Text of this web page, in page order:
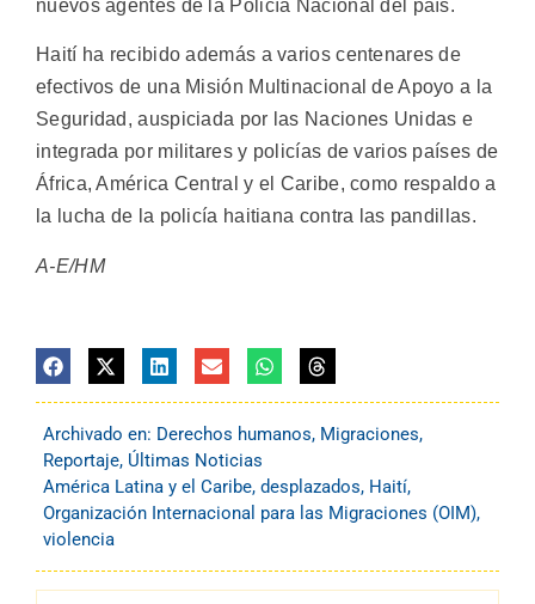
nuevos agentes de la Policía Nacional del país.
Haití ha recibido además a varios centenares de
efectivos de una Misión Multinacional de Apoyo a la
Seguridad, auspiciada por las Naciones Unidas e
integrada por militares y policías de varios países de
África, América Central y el Caribe, como respaldo a
la lucha de la policía haitiana contra las pandillas.
A-E/HM
Archivado en: Derechos humanos, Migraciones,
Reportaje, Últimas Noticias
América Latina y el Caribe, desplazados, Haití,
Organización Internacional para las Migraciones (OIM),
violencia